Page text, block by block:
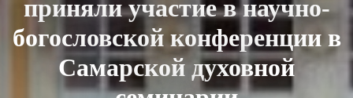
приняли участие в научно-
богословской конференции в
Самарской духовной